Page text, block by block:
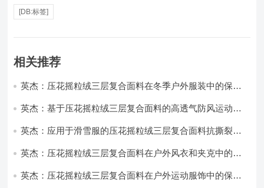
[DB:标签]
相关推荐
英杰：压花摇粒绒三层复合面料在冬季户外服装中的保暖
英杰：基于压花摇粒绒三层复合面料的高透气防风运动服
英杰：应用于滑雪服的压花摇粒绒三层复合面料抗撕裂与
英杰：压花摇粒绒三层复合面料在户外风衣和夹克中的应
英杰：压花摇粒绒三层复合面料在户外运动服饰中的保暖